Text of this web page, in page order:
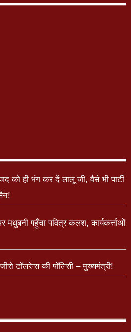
को ही भंग कर दें लालू जी, वैसे भी पार्टी
मधुबनी पहुँचा पवित्र कलश, कार्यकर्त्ताओं
टॉलरेन्स की पॉलिसी – मुख्यमंत्री!